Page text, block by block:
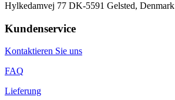
Hylkedamvej 77 DK-5591 Gelsted, Denmark
Kundenservice
Kontaktieren Sie uns
FAQ
Lieferung